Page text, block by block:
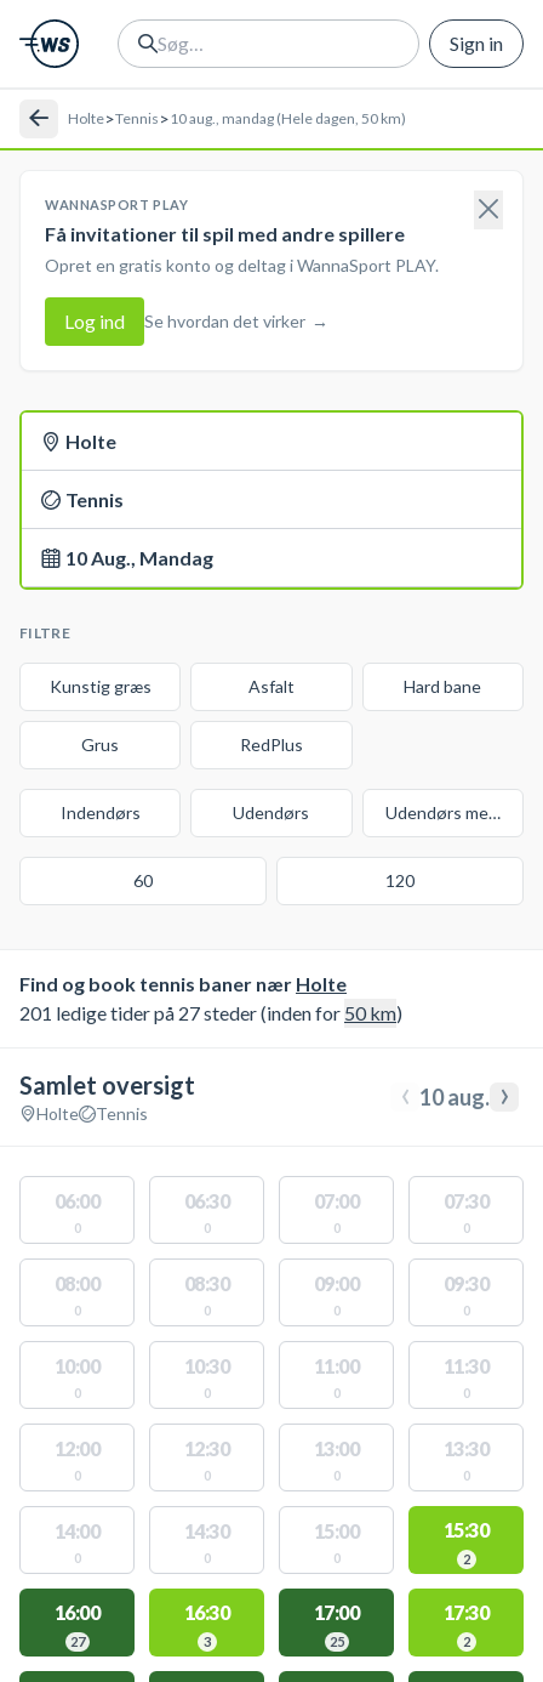
Sign in
Holte>Tennis >10 aug., mandag (Hele dagen, 50 km)
WANNASPORT PLAY
Få invitationer til spil med andre spillere
Opret en gratis konto og deltag i WannaSport PLAY.
Log ind Se hvordan det virker →
Holte
Tennis
10 Aug., Mandag
FILTRE
Kunstig græs Asfalt Hard bane
Grus RedPlus
Indendørs Udendørs Udendørs med
60 120
Find og book tennis baner nær Holte
201 ledige tider på 27 steder (inden for 50km)
Samlet oversigt
Holte Tennis ‹ 10 aug. ›
06:00
0
06:30
0
07:00
0
07:30
0
08:00
0
08:30
0
09:00
0
09:30
0
10:00
0
10:30
0
11:00
0
11:30
0
12:00
0
12:30
0
13:00
0
13:30
0
14:00
0
14:30
0
15:00
0
15:30
2
16:00
27
16:30
3
17:00
25
17:30
2